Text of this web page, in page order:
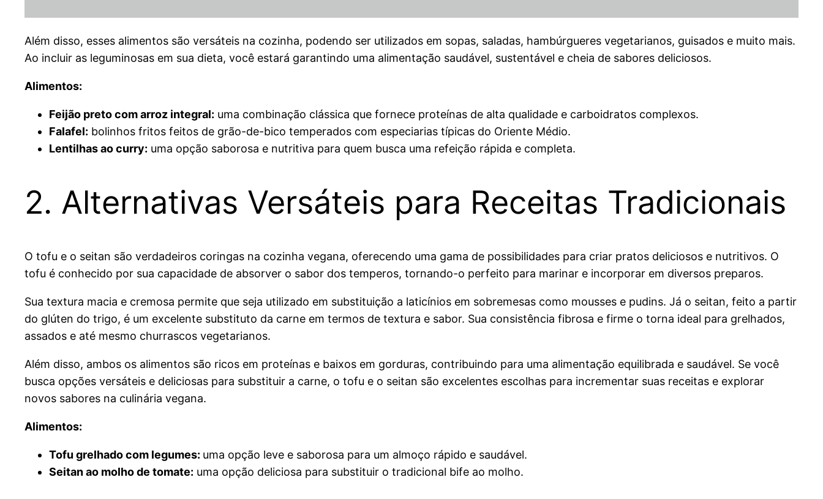
Além disso, esses alimentos são versáteis na cozinha, podendo ser utilizados em sopas, saladas, hambúrgueres vegetarianos, guisados e muito mais.
Ao incluir as leguminosas em sua dieta, você estará garantindo uma alimentação saudável, sustentável e cheia de sabores deliciosos.
Alimentos:
Feijão preto com arroz integral: uma combinação clássica que fornece proteínas de alta qualidade e carboidratos complexos.
Falafel: bolinhos fritos feitos de grão-de-bico temperados com especiarias típicas do Oriente Médio.
Lentilhas ao curry: uma opção saborosa e nutritiva para quem busca uma refeição rápida e completa.
2. Alternativas Versáteis para Receitas Tradicionais
O tofu e o seitan são verdadeiros coringas na cozinha vegana, oferecendo uma gama de possibilidades para criar pratos deliciosos e nutritivos. O
tofu é conhecido por sua capacidade de absorver o sabor dos temperos, tornando-o perfeito para marinar e incorporar em diversos preparos.
Sua textura macia e cremosa permite que seja utilizado em substituição a laticínios em sobremesas como mousses e pudins. Já o seitan, feito a partir
do glúten do trigo, é um excelente substituto da carne em termos de textura e sabor. Sua consistência fibrosa e firme o torna ideal para grelhados,
assados e até mesmo churrascos vegetarianos.
Além disso, ambos os alimentos são ricos em proteínas e baixos em gorduras, contribuindo para uma alimentação equilibrada e saudável. Se você
busca opções versáteis e deliciosas para substituir a carne, o tofu e o seitan são excelentes escolhas para incrementar suas receitas e explorar
novos sabores na culinária vegana.
Alimentos:
Tofu grelhado com legumes: uma opção leve e saborosa para um almoço rápido e saudável.
Seitan ao molho de tomate: uma opção deliciosa para substituir o tradicional bife ao molho.